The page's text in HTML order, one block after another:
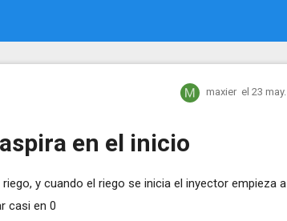
maxier el 23 may.
en el inicio
y cuando el riego se inicia el inyector empieza a
casi en 0